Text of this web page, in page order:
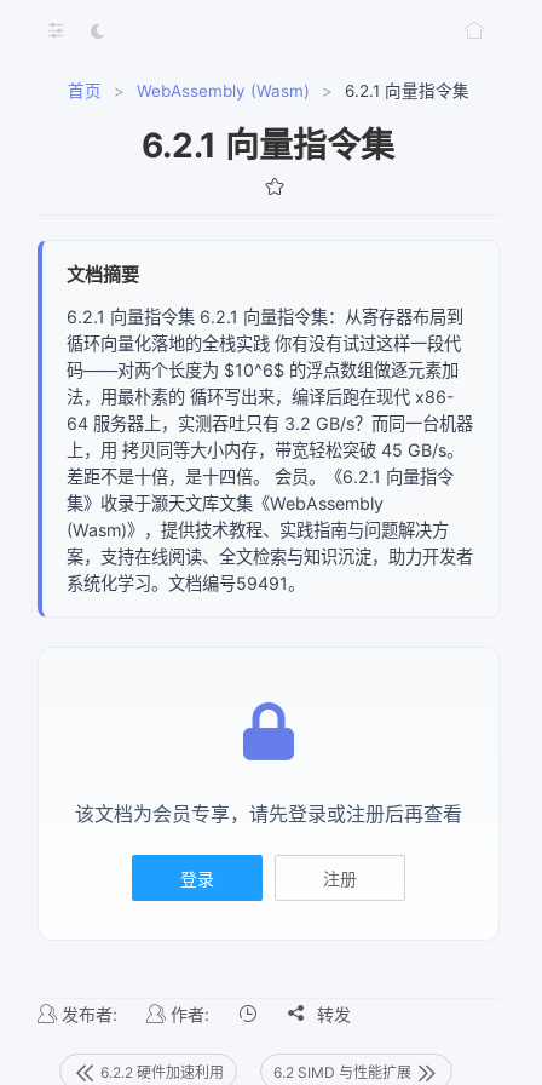
首页 > WebAssembly (Wasm) > 6.2.1 向量指令集
6.2.1 向量指令集
文档摘要
6.2.1 向量指令集 6.2.1 向量指令集：从寄存器布局到
循环向量化落地的全栈实践 你有没有试过这样一段代
码——对两个长度为 $10^6$ 的浮点数组做逐元素加
法，用最朴素的 循环写出来，编译后跑在现代 x86-
64 服务器上，实测吞吐只有 3.2 GB/s？而同一台机器
上，用 拷贝同等大小内存，带宽轻松突破 45 GB/s。
差距不是十倍，是十四倍。 会员。《6.2.1 向量指令
集》收录于灏天文库文集《WebAssembly
(Wasm)》，提供技术教程、实践指南与问题解决方
案，支持在线阅读、全文检索与知识沉淀，助力开发者
系统化学习。文档编号59491。
该文档为会员专享，请先登录或注册后再查看
登录 注册
发布者: 作者:  转发
6.2.2 硬件加速利用 6.2 SIMD 与性能扩展